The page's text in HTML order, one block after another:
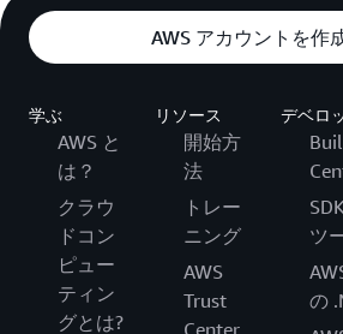
AWS アカウントを作
学ぶ
AWS と
は？
クラウ
ドコン
ピュー
ティン
グとは?
リソース
開始方
法
トレー
ニング
AWS
Trust
デベロ
ツ
の